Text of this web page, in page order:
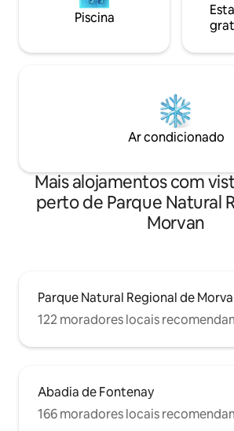
Piscina
Ar condicionado
Mais alojamentos com
perto de Parque Natural
Morvan
Parque Natural Regional de
122 moradores locais
Abadia de Fontenay
166 moradores locais